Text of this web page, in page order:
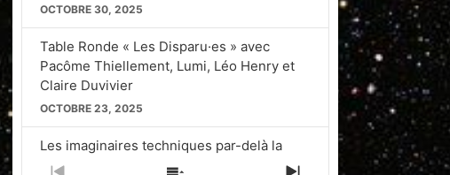
OCTOBRE 30, 2025
Table Ronde « Les Disparu·es » avec
Pacôme Thiellement, Lumi, Léo Henry et
Claire Duvivier
OCTOBRE 23, 2025
Les imaginaires techniques par-delà la
Silicon Valley